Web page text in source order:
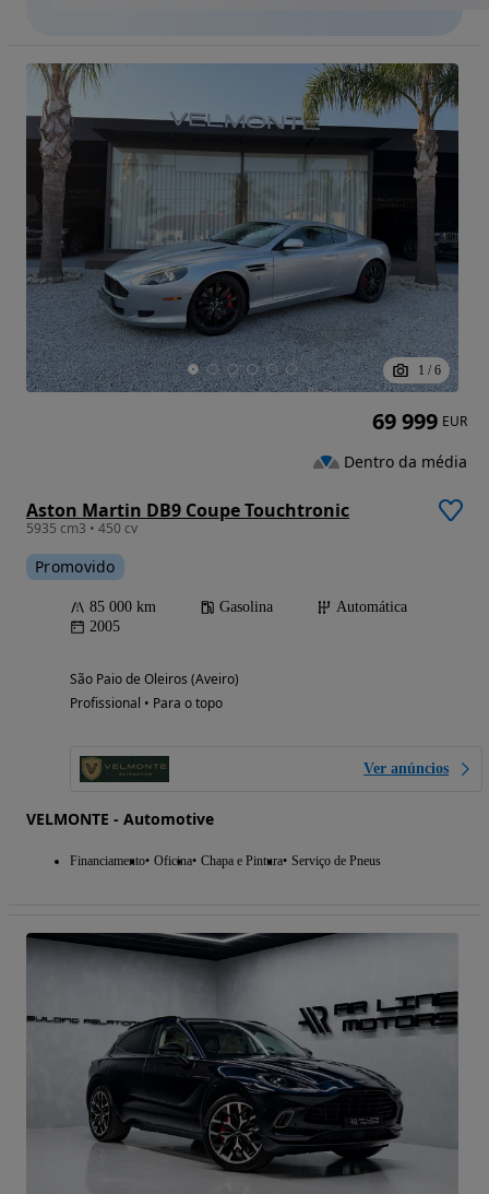
1 / 6
Aston Martin DB9 Coupe Touchtronic
5935 cm3 • 450 cv
Promovido
85 000 km Gasolina
Automática
2005
São Paio de Oleiros (Aveiro)
Profissional • Para o topo
Ver anúncios
VELMONTE - Automotive
Financiamento Oficina Chapa e Pintura Serviço de Pneus
69 999 EUR
Dentro da média